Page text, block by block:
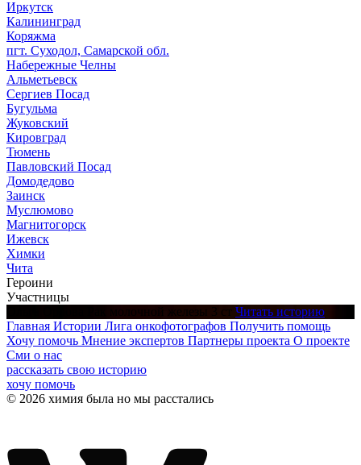
Иркутск
Калининград
Коряжма
пгт. Суходол, Самарской обл.
Набережные Челны
Альметьевск
Сергиев Посад
Бугульма
Жуковский
Кировград
Тюмень
Павловский Посад
Домодедово
Заинск
Муслюмово
Магнитогорск
Ижевск
Химки
Чита
Героини
Участницы
Рак молочной железы 3 ст Читать историю
Главная Истории Лига онкофотографов Получить помощь
Хочу помочь Мнение экспертов Партнеры проекта О проекте
Сми о нас
рассказать свою историю
хочу помочь
© 2026 химия была но мы расстались